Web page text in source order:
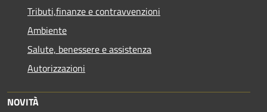
Tributi,finanze e contravvenzioni
Ambiente
Salute, benessere e assistenza
Autorizzazioni
NOVITÀ